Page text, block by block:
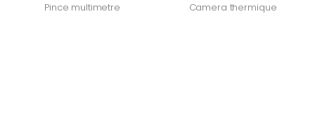
Pince multimetre Camera thermique